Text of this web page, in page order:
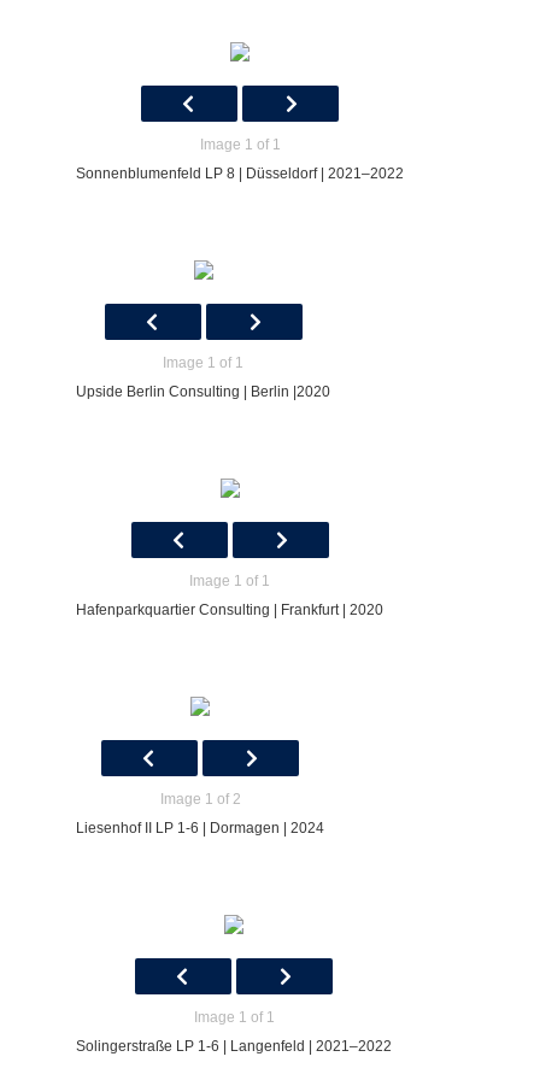
Image 1 of 1
Sonnenblumenfeld LP 8 | Düsseldorf | 2021–2022
Image 1 of 1
Upside Berlin Consulting | Berlin |2020
Image 1 of 1
Hafenparkquartier Consulting | Frankfurt | 2020
Image 1 of 2
Liesenhof II LP 1-6 | Dormagen | 2024
Image 1 of 1
Solingerstraße LP 1-6 | Langenfeld | 2021–2022